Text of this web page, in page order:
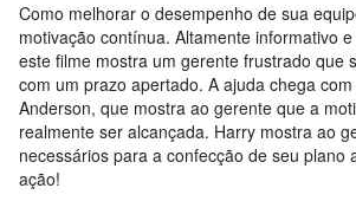
Como melhorar o desempenho de sua
motivação contínua. Altamente informativo
este filme mostra um gerente frustrado que
com um prazo apertado. A ajuda chega
Anderson, que mostra ao gerente que a
realmente ser alcançada. Harry mostra ao
necessários para a confecção de seu plano
ação!